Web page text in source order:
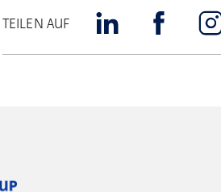
TEILEN AUF